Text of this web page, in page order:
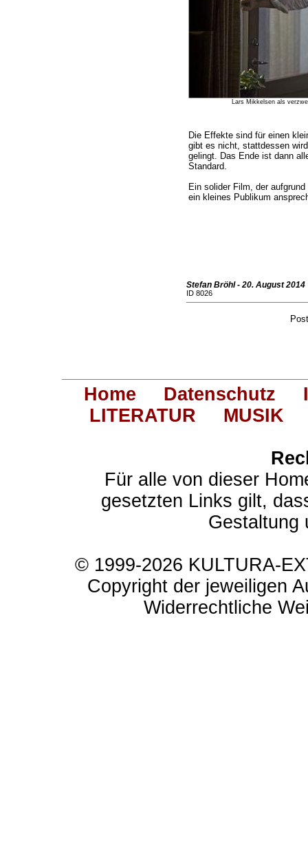
Lars Mikkelsen als
Die Effekte sind für einen
gibt es nicht, stattdessen
gelingt. Das Ende ist dann
Standard.
Ein solider Film, der
ein kleines Publikum
Stefan Bröhl - 20. August 2014
ID 8026
Home Datenschutz
LITERATUR
MUSIK
Für alle von dieser
gesetzten Links gilt,
Gestaltung
© 1999-2026 KULTURA-
Copyright der jeweiligen
Widerrechtliche